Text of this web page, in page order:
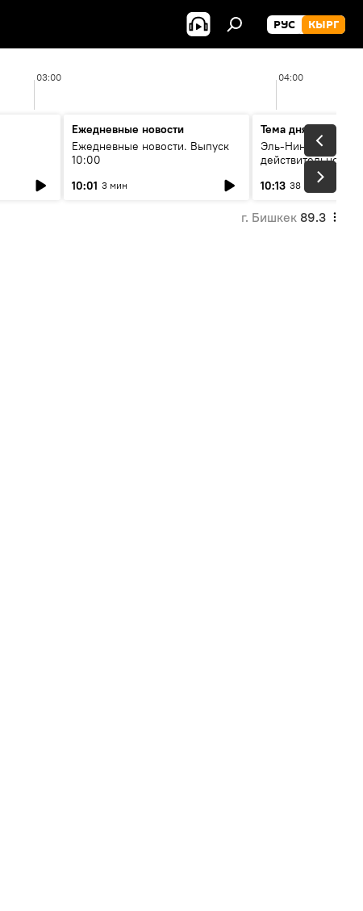
РУС КЫРГ
03:00 04:00
Ежедневные новости
Ежедневные новости. Выпуск
10:00
10:01 3 мин
Тема дня
Эль-Ниньо, жара и
действительно
погоду в
10:13 38 мин
г. Бишкек 89.3